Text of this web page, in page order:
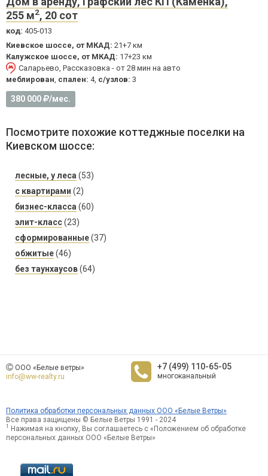
255 м2, 20 сот
код: 405-013
Киевское шоссе, от МКАД: 21+7 км
Калужское шоссе, от МКАД: 17+23 км
Саларьево, Рассказовка - от 28 мин на авто
меблирован спален: 4, с/узлов: 3
380 000 /мес.
Посмотрите похожие коттеджные поселки на
Киевском шоссе:
лесные, у леса (53)
с квартирами (2)
бизнес-класса (60)
элит-класс(23)
сформированные(37)
обжитые(46)
без таунхаусов(64)
ООО «Белые ветры»
info@ww-realty.ru
+7 (499) 110-65-05
многоканальный
Политика обработки персональных данных ООО «Белые Ветры»
Все права защищены © Белые Ветры 1991 - 2024
1
Нажимая на кнопку, Вы соглашаетесь с «Положением об обработке
персональных данных ООО «Белые Ветры»